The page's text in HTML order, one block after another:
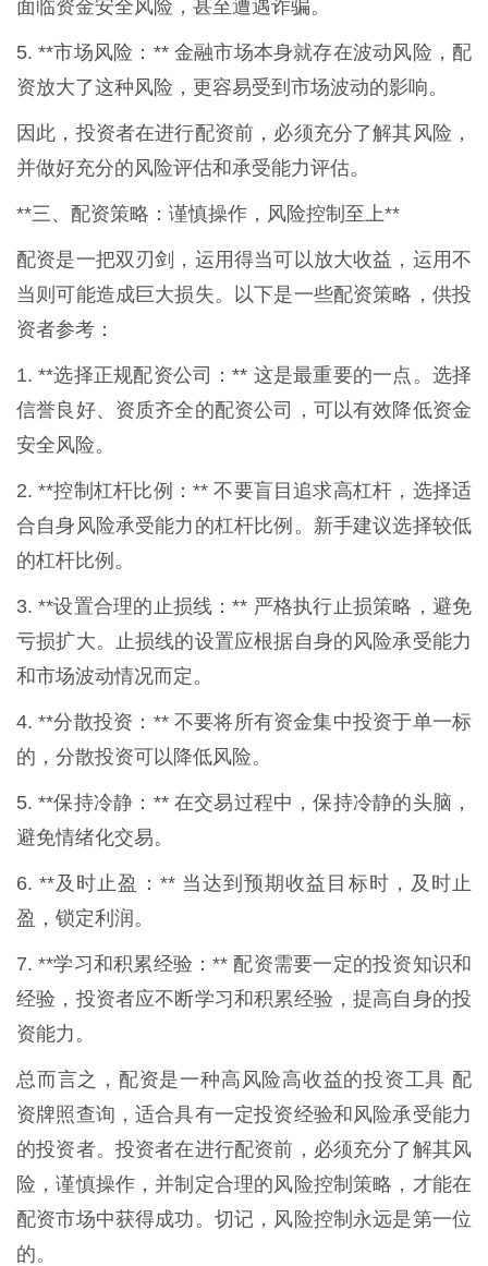
面临资金安全风险，甚至遭遇诈骗。
5. **市场风险：** 金融市场本身就存在波动风险，配
资放大了这种风险，更容易受到市场波动的影响。
因此，投资者在进行配资前，必须充分了解其风险，
并做好充分的风险评估和承受能力评估。
**三、配资策略：谨慎操作，风险控制至上**
配资是一把双刃剑，运用得当可以放大收益，运用不
当则可能造成巨大损失。以下是一些配资策略，供投
资者参考：
1. **选择正规配资公司：** 这是最重要的一点。选择
信誉良好、资质齐全的配资公司，可以有效降低资金
安全风险。
2. **控制杠杆比例：** 不要盲目追求高杠杆，选择适
合自身风险承受能力的杠杆比例。新手建议选择较低
的杠杆比例。
3. **设置合理的止损线：** 严格执行止损策略，避免
亏损扩大。止损线的设置应根据自身的风险承受能力
和市场波动情况而定。
4. **分散投资：** 不要将所有资金集中投资于单一标
的，分散投资可以降低风险。
5. **保持冷静：** 在交易过程中，保持冷静的头脑，
避免情绪化交易。
6. **及时止盈：** 当达到预期收益目标时，及时止
盈，锁定利润。
7. **学习和积累经验：** 配资需要一定的投资知识和
经验，投资者应不断学习和积累经验，提高自身的投
资能力。
总而言之，配资是一种高风险高收益的投资工具 配
资牌照查询，适合具有一定投资经验和风险承受能力
的投资者。投资者在进行配资前，必须充分了解其风
险，谨慎操作，并制定合理的风险控制策略，才能在
配资市场中获得成功。切记，风险控制永远是第一位
的。